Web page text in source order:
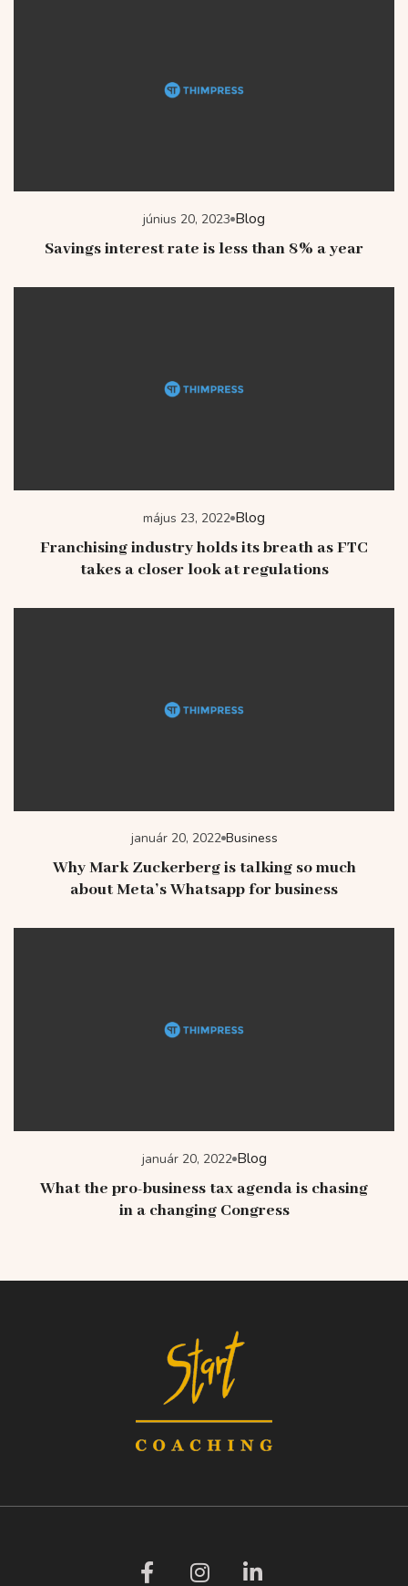
június 20, 2023 Blog
Savings interest rate is less than 8% a year
május 23, 2022 Blog
Franchising industry holds its breath as FTC
takes a closer look at regulations
január 20, 2022 Business
Why Mark Zuckerberg is talking so much
about Meta’s Whatsapp for business
január 20, 2022 Blog
What the pro-business tax agenda is chasing
in a changing Congress